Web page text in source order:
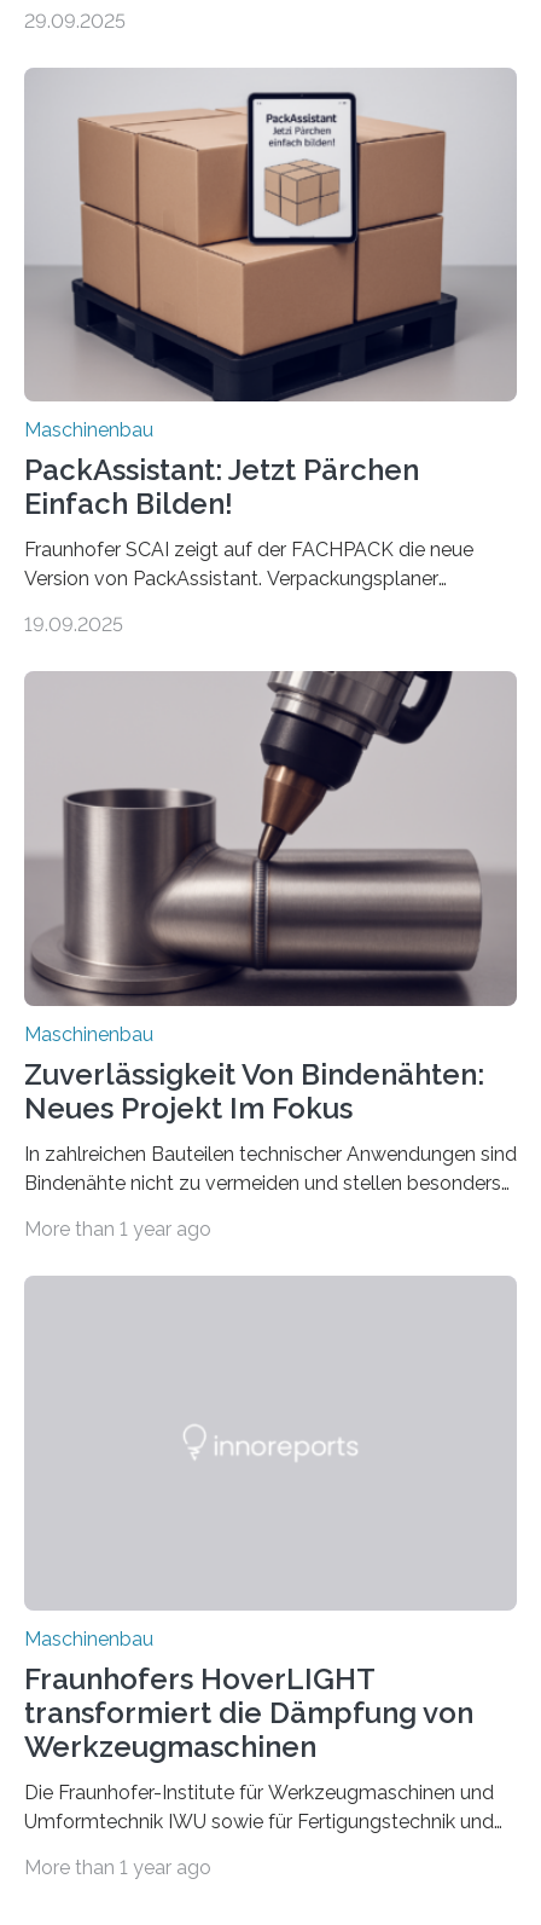
Mensch-Maschine-Schnittstelle so sehr vereinfacht,
Die zugrunde liegende Methodik lässt sich auf alle
anderen Maschinen übertragen. Eine Falzmaschine
umzurüsten ist ein Job für echte Profis. Eine solche
Maschine faltet in Druckereien Broschüren, Prospekte,
Landkarten und vieles mehr – mehrere Zehntausend
Exemplare pro Stunde. Je nach Maschinentyp und
Auftrag kann das Umrüsten…
29.09.2025
Maschinenbau
PackAssistant: Jetzt Pärchen
Einfach Bilden!
Fraunhofer SCAI zeigt auf der FACHPACK die neue
Version von PackAssistant. Verpackungsplaner
Automobil, Maschinenbau und in der Zulieferindustrie.
Teile als eine Einheit verpacken. Die Anordnung kann
der Benutzer vorgeben und erhält so mehr Kontrolle
über die Positionierung der Bauteile. Die ebenfalls neue
Automatisierungsschnittstelle dient dazu, die Software
besser in spezifische Unternehmensprozesse
einzubinden. Sankt Augustin – Zur Messe FACHPACK
vom 23. bis 25. September in Nürnberg…
19.09.2025
Maschinenbau
Zuverlässigkeit Von Bindenähten:
Neues Projekt Im Fokus
In zahlreichen Bauteilen technischer Anwendungen sind
Bindenähte nicht zu vermeiden und stellen besonders
Matrixmaterials eine große Herausforderung dar.
Durch den verstärkten Einsatz von Rezyklaten
More than 1 year ago
Maschinenbau
Fraunhofers HoverLIGHT
transformiert die Dämpfung von
Werkzeugmaschinen
Die Fraunhofer-Institute für Werkzeugmaschinen und
Umformtechnik IWU sowie für Fertigungstechnik und
Durchbruch in der Materialforschung erzielt: Der
More than 1 year ago